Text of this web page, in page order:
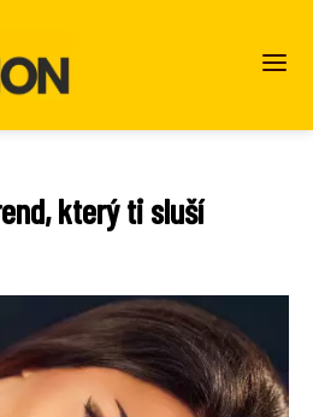
který ti sluší